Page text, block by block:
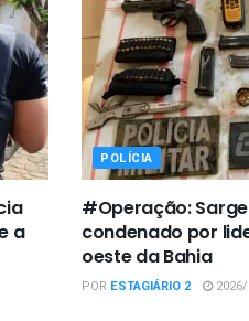
a
POLÍCIA
#Operação:
condenado por
oeste da Bahia
POR ESTAGIÁRIO 2